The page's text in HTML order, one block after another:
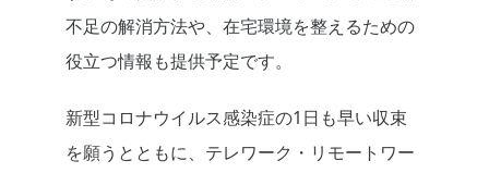
不足の解消方法や、在宅環境を整えるための
役立つ情報も提供予定です。
新型コロナウイルス感染症の1日も早い収束
を願うとともに、テレワーク・リモートワー